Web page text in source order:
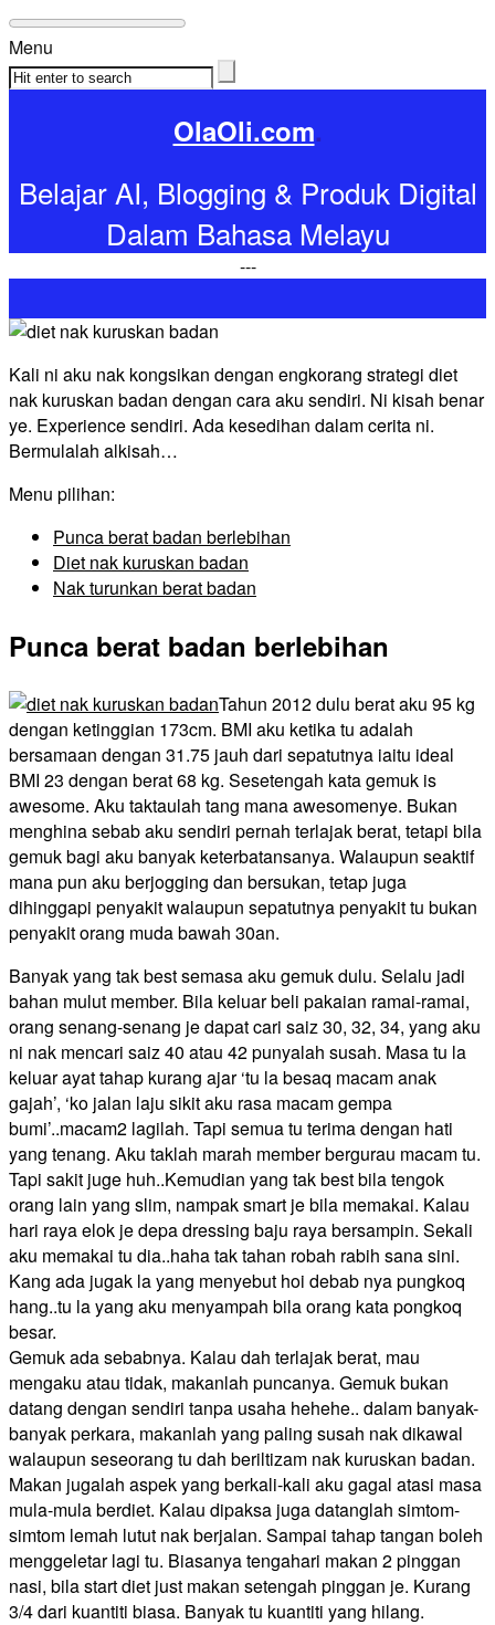
Menu
OlaOli.com.
Belajar AI, Blogging & Produk Digital
Dalam Bahasa Melayu
---
Kali ni aku nak kongsikan dengan engkorang strategi diet
nak kuruskan badan dengan cara aku sendiri. Ni kisah benar
ye. Experience sendiri. Ada kesedihan dalam cerita ni.
Bermulalah alkisah…
Menu pilihan:
Punca berat badan berlebihan
Diet nak kuruskan badan
Nak turunkan berat badan
Punca berat badan berlebihan
Tahun 2012 dulu berat aku 95 kg
dengan ketinggian 173cm. BMI aku ketika tu adalah
bersamaan dengan 31.75 jauh dari sepatutnya iaitu ideal
BMI 23 dengan berat 68 kg. Sesetengah kata gemuk is
awesome. Aku taktaulah tang mana awesomenye. Bukan
menghina sebab aku sendiri pernah terlajak berat, tetapi bila
gemuk bagi aku banyak keterbatansanya. Walaupun seaktif
mana pun aku berjogging dan bersukan, tetap juga
dihinggapi penyakit walaupun sepatutnya penyakit tu bukan
penyakit orang muda bawah 30an.
Banyak yang tak best semasa aku gemuk dulu. Selalu jadi
bahan mulut member. Bila keluar beli pakaian ramai-ramai,
orang senang-senang je dapat cari saiz 30, 32, 34, yang aku
ni nak mencari saiz 40 atau 42 punyalah susah. Masa tu la
keluar ayat tahap kurang ajar ‘tu la besaq macam anak
gajah’, ‘ko jalan laju sikit aku rasa macam gempa
bumi’..macam2 lagilah. Tapi semua tu terima dengan hati
yang tenang. Aku taklah marah member bergurau macam tu.
Tapi sakit juge huh..Kemudian yang tak best bila tengok
orang lain yang slim, nampak smart je bila memakai. Kalau
hari raya elok je depa dressing baju raya bersampin. Sekali
aku memakai tu dia..haha tak tahan robah rabih sana sini.
Kang ada jugak la yang menyebut hoi debab nya pungkoq
hang..tu la yang aku menyampah bila orang kata pongkoq
besar.
Gemuk ada sebabnya. Kalau dah terlajak berat, mau
mengaku atau tidak, makanlah puncanya. Gemuk bukan
datang dengan sendiri tanpa usaha hehehe.. dalam banyak-
banyak perkara, makanlah yang paling susah nak dikawal
walaupun seseorang tu dah beriltizam nak kuruskan badan.
Makan jugalah aspek yang berkali-kali aku gagal atasi masa
mula-mula berdiet. Kalau dipaksa juga datanglah simtom-
simtom lemah lutut nak berjalan. Sampai tahap tangan boleh
menggeletar lagi tu. Biasanya tengahari makan 2 pinggan
nasi, bila start diet just makan setengah pinggan je. Kurang
3/4 dari kuantiti biasa. Banyak tu kuantiti yang hilang.